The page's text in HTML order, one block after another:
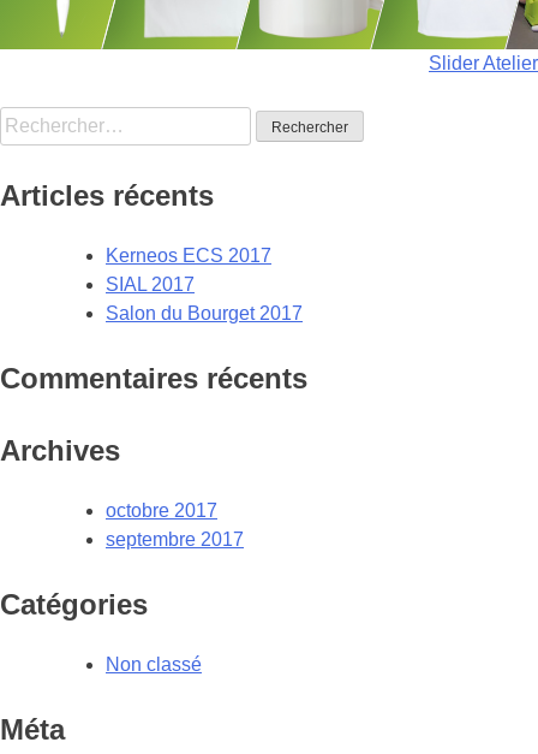
de
l’article
Slider Atelier
Rechercher :
Articles récents
Kerneos ECS 2017
SIAL 2017
Salon du Bourget 2017
Commentaires récents
Archives
octobre 2017
septembre 2017
Catégories
Non classé
Méta